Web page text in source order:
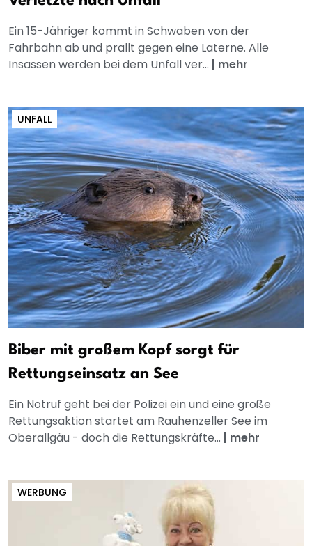
Ein 15-Jähriger kommt in Schwaben von der
Fahrbahn ab und prallt gegen eine Laterne. Alle
Insassen werden bei dem Unfall ver... | mehr
UNFALL
Biber mit großem Kopf sorgt für
Rettungseinsatz an See
Ein Notruf geht bei der Polizei ein und eine große
Rettungsaktion startet am Rauhenzeller See im
Oberallgäu - doch die Rettungskräfte... | mehr
WERBUNG